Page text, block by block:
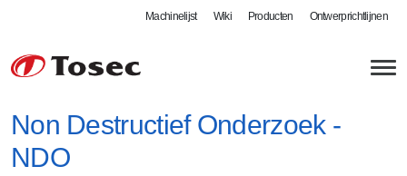
Machinelijst Wiki Producten Ontwerprichtlijnen
Non Destructief Onderzoek -
NDO